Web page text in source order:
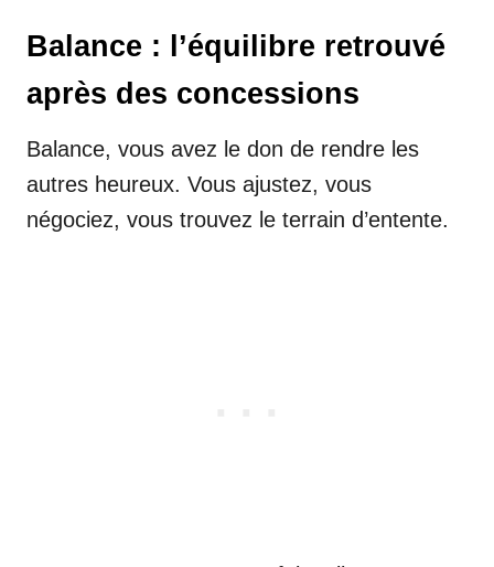
Balance : l’équilibre retrouvé
après des concessions
Balance, vous avez le don de rendre les
autres heureux. Vous ajustez, vous
négociez, vous trouvez le terrain d’entente.